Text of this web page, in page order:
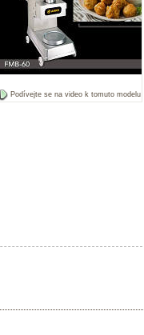
Podívejte se na video k tomuto modelu